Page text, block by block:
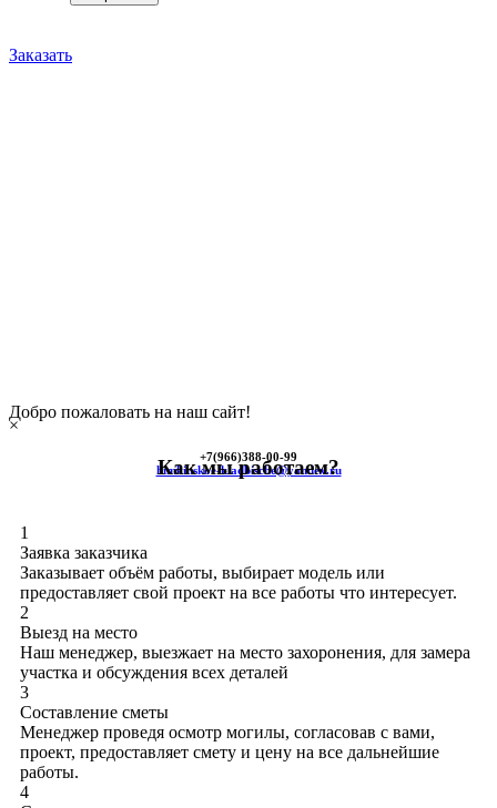
Заказать
Добро пожаловать на наш сайт!
+7(966)388-00-99
himkinskoe-kladbische@yandex.ru
×
Как мы работаем?
1
Заявка заказчика
Заказывает объём работы, выбирает модель или
предоставляет свой проект на все работы что интересует.
2
Выезд на место
Наш менеджер, выезжает на место захоронения, для замера
участка и обсуждения всех деталей
3
Составление сметы
Менеджер проведя осмотр могилы, согласовав с вами,
проект, предоставляет смету и цену на все дальнейшие
работы.
4